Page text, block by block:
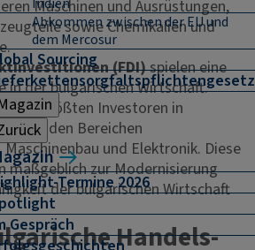
Abkommen zwischen der EU und
dem Mercosur
Sourcing
Termine 2026
Gespräch
Maschinen und Ausrüstungen,
sowie Chemikalien und
(FDI)spielen eine
in der bulgarischen Wirtschaft.
der größten Investoren in
in den Bereichen
und Elektronik. Diese
maßgeblich zur Modernisierung
der bulgarischen Wirtschaft
Handels-